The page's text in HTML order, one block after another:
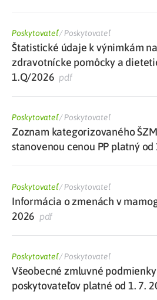
Poskytovateľ/Poskytovateľ
Štatistické údaje k výnimkám
zdravotnícke pomôcky a
1.Q/2026 pdf
Poskytovateľ/Poskytovateľ
Zoznam kategorizovaného
stanovenou cenou PP platný od
Poskytovateľ/Poskytovateľ
Informácia o zmenách v
2026 pdf
Poskytovateľ/Poskytovateľ
Všeobecné zmluvné
poskytovateľov platné od 1. 7.